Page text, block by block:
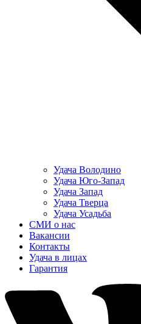
Удача Володино
Удача Юго-Запад
Удача Запад
Удача Тверца
Удача Усадьба
СМИ о нас
Вакансии
Контакты
Удача в лицах
Гарантия